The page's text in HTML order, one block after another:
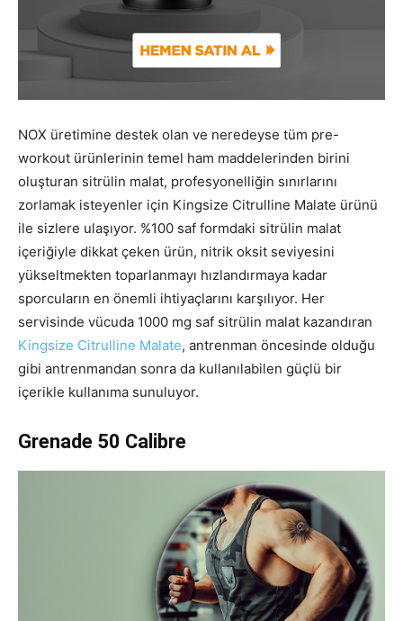
NOX üretimine destek olan ve neredeyse tüm pre-
workout ürünlerinin temel ham maddelerinden birini
oluşturan sitrülin malat, profesyonelliğin sınırlarını
zorlamak isteyenler için Kingsize Citrulline Malate ürünü
ile sizlere ulaşıyor. %100 saf formdaki sitrülin malat
içeriğiyle dikkat çeken ürün, nitrik oksit seviyesini
yükseltmekten toparlanmayı hızlandırmaya kadar
sporcuların en önemli ihtiyaçlarını karşılıyor. Her
servisinde vücuda 1000 mg saf sitrülin malat kazandıran
Kingsize Citrulline Malate, antrenman öncesinde olduğu
gibi antrenmandan sonra da kullanılabilen güçlü bir
içerikle kullanıma sunuluyor.
Grenade 50 Calibre